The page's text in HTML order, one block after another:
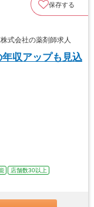
保存する
式会社の薬剤師求人
収アップも見込
店舗数30以上